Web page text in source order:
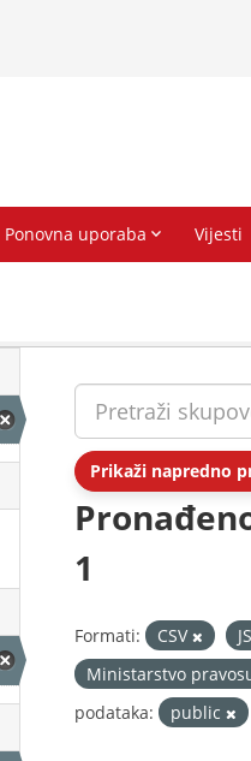
Prikaži napredno
1
Formati: CSV
Ministarstvo
podataka:
public